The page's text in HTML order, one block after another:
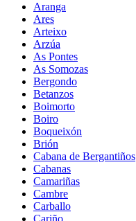
Aranga
Ares
Arteixo
Arzúa
As Pontes
As Somozas
Bergondo
Betanzos
Boimorto
Boiro
Boqueixón
Brión
Cabana de Bergantiños
Cabanas
Camariñas
Cambre
Carballo
Cariño